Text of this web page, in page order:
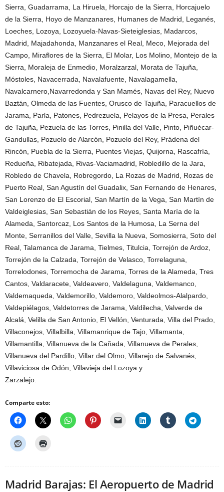
Sierra, Guadarrama, La Hiruela, Horcajo de la Sierra, Horcajuelo
de la Sierra, Hoyo de Manzanares, Humanes de Madrid, Leganés,
Loeches, Lozoya, Lozoyuela-Navas-Sieteiglesias, Madarcos,
Madrid, Majadahonda, Manzanares el Real, Meco, Mejorada del
Campo, Miraflores de la Sierra, El Molar, Los Molino, Montejo de la
Sierra, Moraleja de Enmedio, Moralzarzal, Morata de Tajuña,
Móstoles, Navacerrada, Navalafuente, Navalagamella,
Navalcarnero,Navarredonda y San Mamés, Navas del Rey, Nuevo
Baztán, Olmeda de las Fuentes, Orusco de Tajuña, Paracuellos de
Jarama, Parla, Patones, Pedrezuela, Pelayos de la Presa, Perales
de Tajuña, Pezuela de las Torres, Pinilla del Valle, Pinto, Piñuécar-
Gandullas, Pozuelo de Alarcón, Pozuelo del Rey, Prádena del
Rincón, Puebla de la Sierra, Puentes Viejas, Quijorna, Rascafría,
Redueña, Ribatejada, Rivas-Vaciamadrid, Robledillo de la Jara,
Robledo de Chavela, Robregordo, La Rozas de Madrid, Rozas de
Puerto Real, San Agustín del Guadalix, San Fernando de Henares,
San Lorenzo de El Escorial, San Martín de la Vega, San Martín de
Valdeiglesias, San Sebastián de los Reyes, Santa María de la
Alameda, Santorcaz, Los Santos de la Humosa, La Serna del
Monte, Serranillos del Valle, Sevilla la Nueva, Somosierra, Soto del
Real, Talamanca de Jarama, Tielmes, Titulcia, Torrejón de Ardoz,
Torrejón de la Calzada, Torrejón de Velasco, Torrelaguna,
Torrelodones, Torremocha de Jarama, Torres de la Alameda, Tres
Cantos, Valdaracete, Valdeavero, Valdelaguna, Valdemanco,
Valdemaqueda, Valdemorillo, Valdemoro, Valdeolmos-Alalpardo,
Valdepiélagos, Valdetorres de Jarama, Valdilecha, Valverde de
Alcalá, Velilla de San Antonio, El Vellón, Venturada, Villa del Prado,
Villaconejos, Villalbilla, Villamanrique de Tajo, Villamanta,
Villamantilla, Villanueva de la Cañada, Villanueva de Perales,
Villanueva del Pardillo, Villar del Olmo, Villarejo de Salvanés,
Villaviciosa de Odón, Villavieja del Lozoya y
Zarzalejo.
Comparte esto:
Madrid Barajas: El Aeropuerto de Madrid